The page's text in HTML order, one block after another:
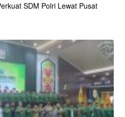
SDM Polri Lewat Pusat